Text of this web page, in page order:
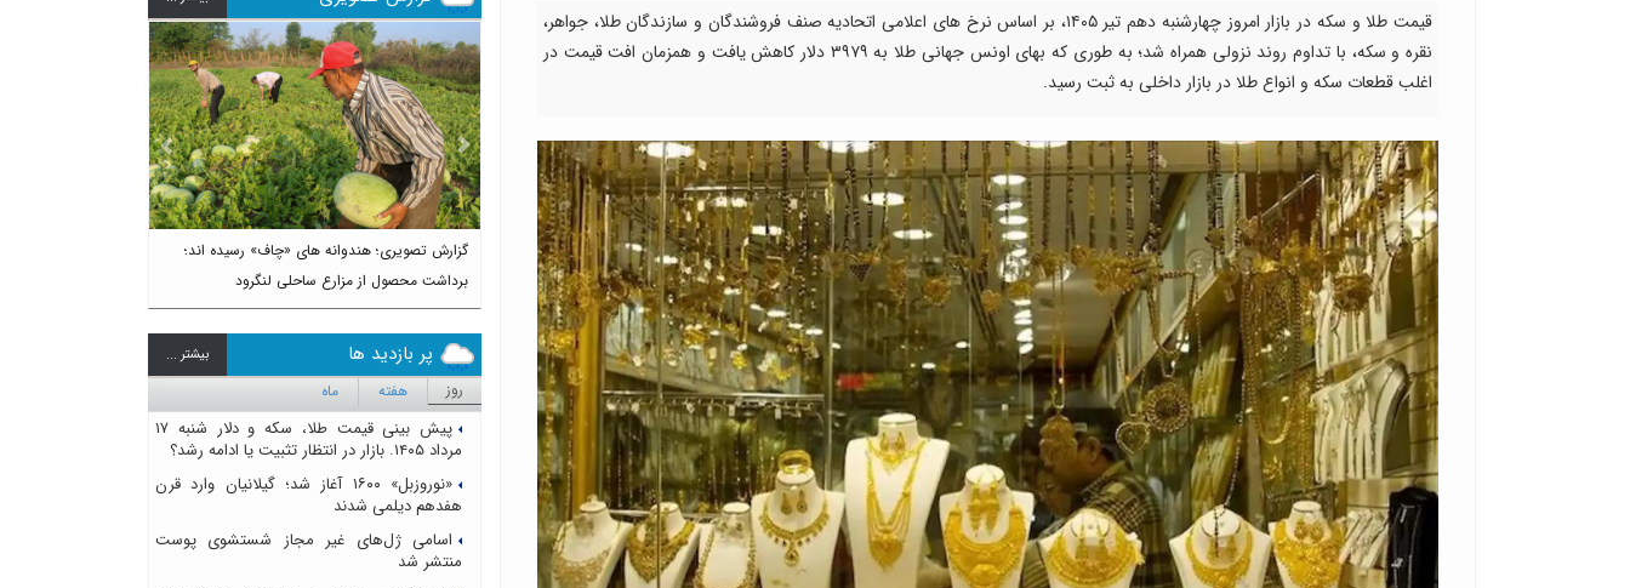
قیمت طلا و سکه در بازار امروز چهارشنبه دهم تیر ۱۴۰۵، بر اساس نرخ های اعلامی اتحادیه صنف فروشندگان و سازندگان طلا، جواهر،
نقره و سکه، با تداوم روند نزولی همراه شد؛ به طوری که بهای اونس جهانی طلا به ۳۹۷۹ دلار کاهش یافت و همزمان افت قیمت در
اغلب قطعات سکه و انواع طلا در بازار داخلی به ثبت رسید.
گزارش تصویری؛ هندوانه های «چاف» رسیده اند؛
برداشت محصول از مزارع ساحلی لنگرود
Previous Next
پر بازدید ها بيشتر ...
روز هفته ماه
پیش بینی قیمت طلا، سکه و دلار شنبه ۱۷
مرداد ۱۴۰۵. بازار در انتظار تثبیت یا ادامه رشد؟
«نوروزبل» ۱۶۰۰ آغاز شد؛ گیلانیان وارد قرن
هفدهم دیلمی شدند
اسامی ژل‌های غیر مجاز شستشوی پوست
منتشر شد